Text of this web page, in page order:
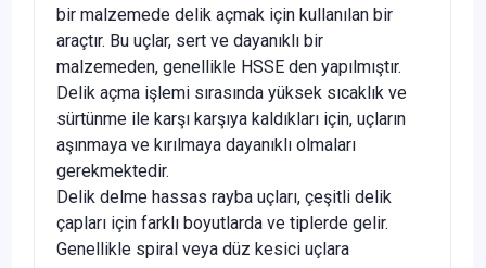
bir malzemede delik açmak için kullanılan bir
araçtır. Bu uçlar, sert ve dayanıklı bir
malzemeden, genellikle HSSE den yapılmıştır.
Delik açma işlemi sırasında yüksek sıcaklık ve
sürtünme ile karşı karşıya kaldıkları için, uçların
aşınmaya ve kırılmaya dayanıklı olmaları
gerekmektedir.
Delik delme hassas rayba uçları, çeşitli delik
çapları için farklı boyutlarda ve tiplerde gelir.
Genellikle spiral veya düz kesici uçlara